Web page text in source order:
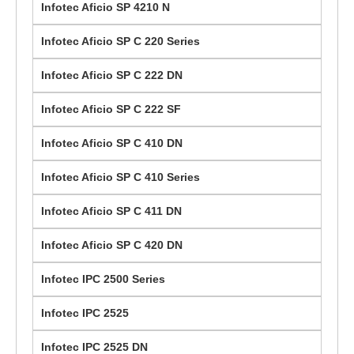
Infotec Aficio SP 4210 N
Infotec Aficio SP C 220 Series
Infotec Aficio SP C 222 DN
Infotec Aficio SP C 222 SF
Infotec Aficio SP C 410 DN
Infotec Aficio SP C 410 Series
Infotec Aficio SP C 411 DN
Infotec Aficio SP C 420 DN
Infotec IPC 2500 Series
Infotec IPC 2525
Infotec IPC 2525 DN